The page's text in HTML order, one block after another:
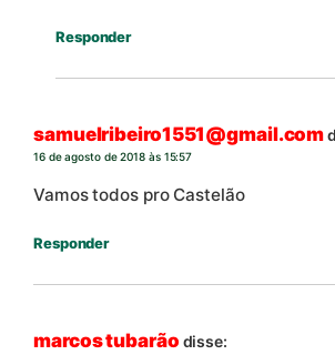
Responder
samuelribeiro1551@gmail.com
16 de agosto de 2018 às 15:57
Vamos todos pro Castelão
Responder
marcos tubarão disse: